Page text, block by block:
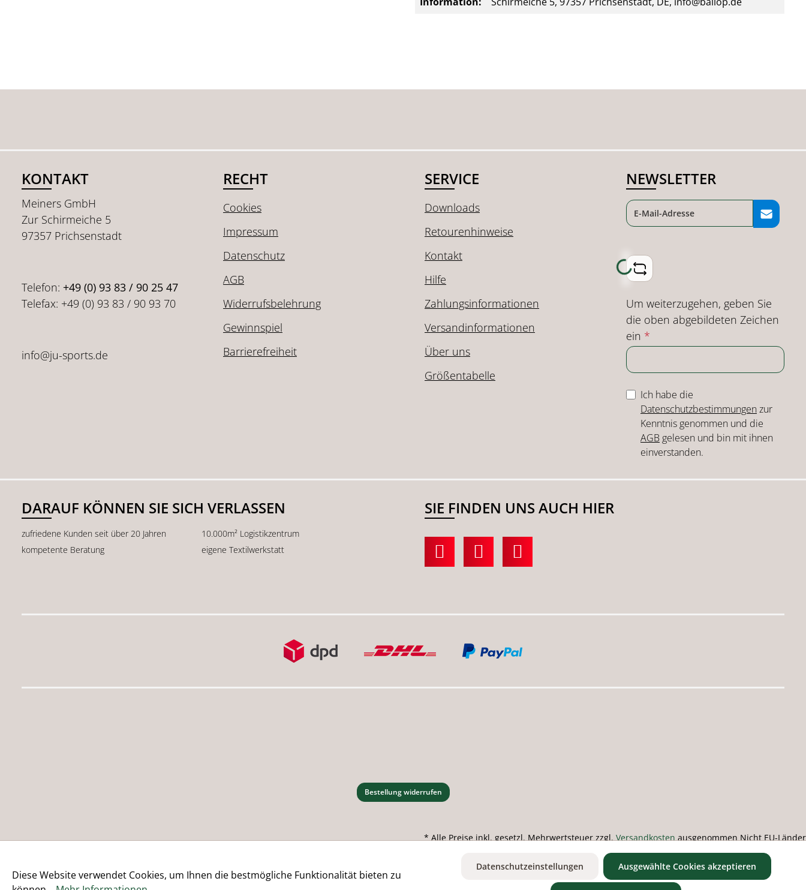
KONTAKT
Meiners GmbH
Zur Schirmeiche 5
97357 Prichsenstadt
Telefon: +49 (0) 93 83 / 90 25 47
Telefax: +49 (0) 93 83 / 90 93 70
info@ju-sports.de
RECHT
Cookies
Impressum
Datenschutz
AGB
Widerrufsbelehrung
Gewinnspiel
Barrierefreiheit
SERVICE
Downloads
Retourenhinweise
Kontakt
Hilfe
Zahlungsinformationen
Versandinformationen
Über uns
Größentabelle
NEWSLETTER
Loading...
Um weiterzugehen, geben Sie
die oben abgebildeten Zeichen
ein *
Ich habe die
Datenschutzbestimmungenzur
Kenntnis genommen und die
AGB gelesen und bin mit ihnen
einverstanden.
DARAUF KÖNNEN SIE SICH VERLASSEN
zufriedene Kunden seit über 20 Jahren
10.000m² Logistikzentrum
kompetente Beratung
eigene Textilwerkstatt
SIE FINDEN UNS AUCH HIER
Bestellung widerrufen
* Alle Preise inkl. gesetzl. Mehrwertsteuer zzgl. Versandkosten ausgenommen Nicht EU-Länder
Diese Website verwendet Cookies, um Ihnen die bestmögliche Funktionalität bieten zu
Datenschutzeinstellungen Ausgewählte Cookies akzeptieren